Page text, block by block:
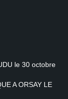
le 30 octobre
A ORSAY LE